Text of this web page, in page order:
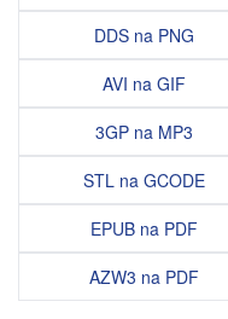
DDS na PNG
AVI na GIF
3GP na MP3
STL na GCODE
EPUB na PDF
AZW3 na PDF